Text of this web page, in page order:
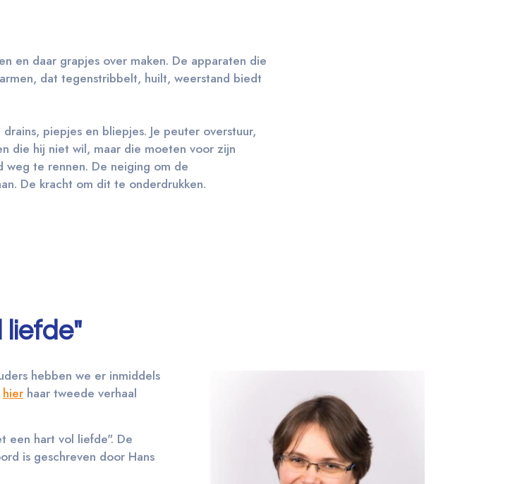
en daar grapjes over maken. De apparaten die
dat tegenstribbelt, huilt, weerstand biedt
piepjes en bliepjes. Je peuter overstuur,
die hij niet wil, maar die moeten voor zijn
weg te rennen. De neiging om de
De kracht om dit te onderdrukken.
liefde"
hebben we er inmiddels
hier haar tweede verhaal
een hart vol liefde". De
is geschreven door Hans